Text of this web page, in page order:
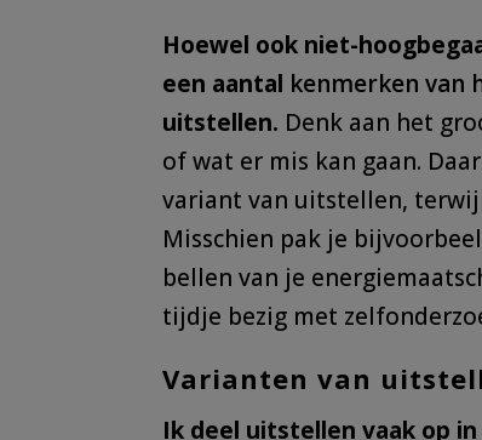
Hoewel ook niet-
een aantal kenmerken van
uitstellen. Denk aan het
of wat er mis kan gaan.
variant van uitstellen,
Misschien pak je
bellen van je
tijdje bezig met
Varianten van
Ik deel uitstellen vaak op